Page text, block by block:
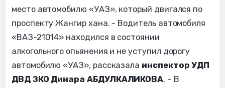
место автомобилю «УАЗ», который двигался по
проспекту Жангир хана. - Водитель автомобиля
«ВАЗ-21014» находился в состоянии
алкогольного опьянения и не уступил дорогу
автомобилю «УАЗ», рассказала инспектор УДП
ДВД ЗКО Динара АБДУЛКАЛИКОВА. – В